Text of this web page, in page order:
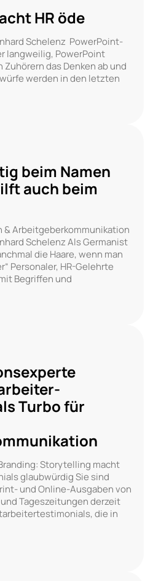
HR öde
Schelenz PowerPoint-
langweilig, PowerPoint
das Denken ab und
werden in den letzten
beim Namen
auch beim
& Arbeitgeberkommunikation
Schelenz Als Germanist
die Haare, wenn man
Personaler, HR-Gelehrte
Begriffen und
Turbo für
Storytelling macht
glaubwürdig Sie sind
und Online-Ausgaben von
Tageszeitungen derzeit
die in